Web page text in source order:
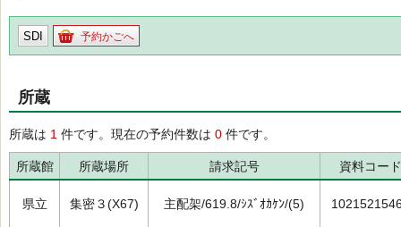
SDI 予約かごへ
所蔵
所蔵は 1 件です。現在の予約件数は 0 件です。
所蔵館 所蔵場所 請求記号 資料コード
県立 集密３(X67) 主配架/619.8/ｼｽﾞｵｶｹﾝ/(5)